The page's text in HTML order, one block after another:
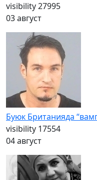
visibility27995
03 август
Буюк Британияда
visibility 17554
04 август